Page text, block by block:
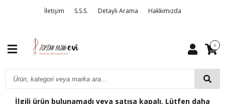
İletişim S.S.S. Detaylı Arama Hakkımızda
0
İlgili ürün bulunamadı veya satışa kapalı. Lütfen daha